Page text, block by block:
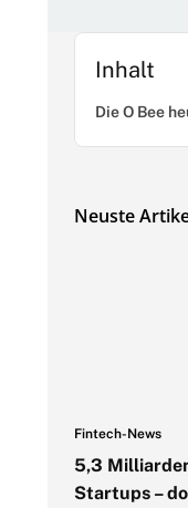
Inhalt
Die O Bee
Neuste
Fintech-News
5,3
Startups –